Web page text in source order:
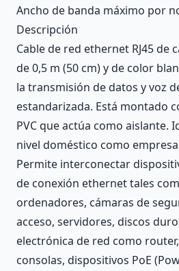
Ancho de banda máximo por
Descripción
Cable de red ethernet RJ45 de
de 0,5 m (50 cm) y de color
la transmisión de datos y voz
estandarizada. Está montado
PVC que actúa como aislante.
nivel doméstico como
Permite interconectar
de conexión ethernet tales
ordenadores, cámaras de
acceso, servidores, discos
electrónica de red como
consolas, dispositivos PoE